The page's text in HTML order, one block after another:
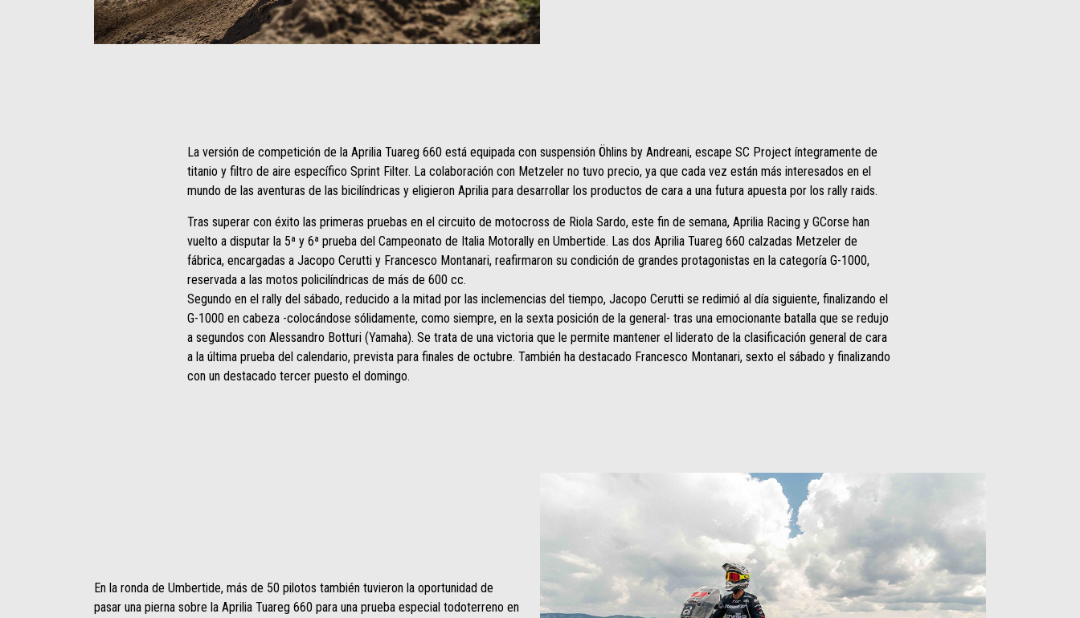
La versión de competición de la Aprilia Tuareg 660 está equipada con suspensión Öhlins by Andreani, escape SC Project íntegramente de
titanio y filtro de aire específico Sprint Filter. La colaboración con Metzeler no tuvo precio, ya que cada vez están más interesados en el
mundo de las aventuras de las bicilíndricas y eligieron Aprilia para desarrollar los productos de cara a una futura apuesta por los rally raids.
Tras superar con éxito las primeras pruebas en el circuito de motocross de Riola Sardo, este fin de semana, Aprilia Racing y GCorse han
vuelto a disputar la 5ª y 6ª prueba del Campeonato de Italia Motorally en Umbertide. Las dos Aprilia Tuareg 660 calzadas Metzeler de
fábrica, encargadas a Jacopo Cerutti y Francesco Montanari, reafirmaron su condición de grandes protagonistas en la categoría G-1000,
reservada a las motos policilíndricas de más de 600 cc.
Segundo en el rally del sábado, reducido a la mitad por las inclemencias del tiempo, Jacopo Cerutti se redimió al día siguiente, finalizando el
G-1000 en cabeza -colocándose sólidamente, como siempre, en la sexta posición de la general- tras una emocionante batalla que se redujo
a segundos con Alessandro Botturi (Yamaha). Se trata de una victoria que le permite mantener el liderato de la clasificación general de cara
a la última prueba del calendario, prevista para finales de octubre. También ha destacado Francesco Montanari, sexto el sábado y finalizando
con un destacado tercer puesto el domingo.
En la ronda de Umbertide, más de 50 pilotos también tuvieron la oportunidad de
pasar una pierna sobre la Aprilia Tuareg 660 para una prueba especial todoterreno en